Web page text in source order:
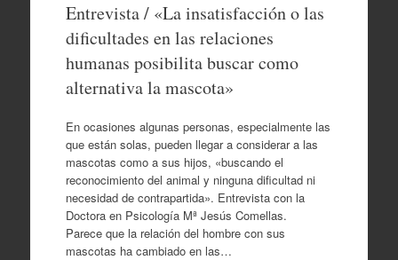
Entrevista / «La insatisfacción o las
dificultades en las relaciones
humanas posibilita buscar como
alternativa la mascota»
En ocasiones algunas personas, especialmente las
que están solas, pueden llegar a considerar a las
mascotas como a sus hijos, «buscando el
reconocimiento del animal y ninguna dificultad ni
necesidad de contrapartida». Entrevista con la
Doctora en Psicología Mª Jesús Comellas.
Parece que la relación del hombre con sus
mascotas ha cambiado en las…